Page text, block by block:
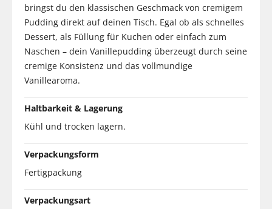
bringst du den klassischen Geschmack von cremigem
Pudding direkt auf deinen Tisch. Egal ob als schnelles
Dessert, als Füllung für Kuchen oder einfach zum
Naschen – dein Vanillepudding überzeugt durch seine
cremige Konsistenz und das vollmundige
Vanillearoma.
Haltbarkeit & Lagerung
Kühl und trocken lagern.
Verpackungsform
Fertigpackung
Verpackungsart